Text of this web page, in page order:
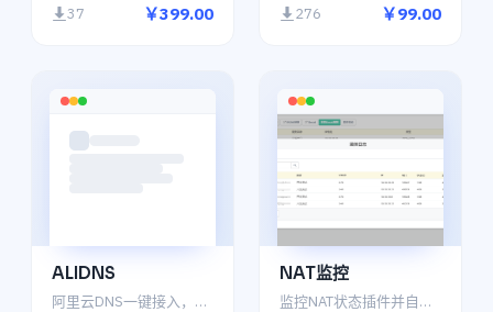
37 ￥399.00 276 ￥99.00
ALIDNS
阿里云DNS一键接入，方便管理
NAT监控
监控NAT状态插件并自动处理。